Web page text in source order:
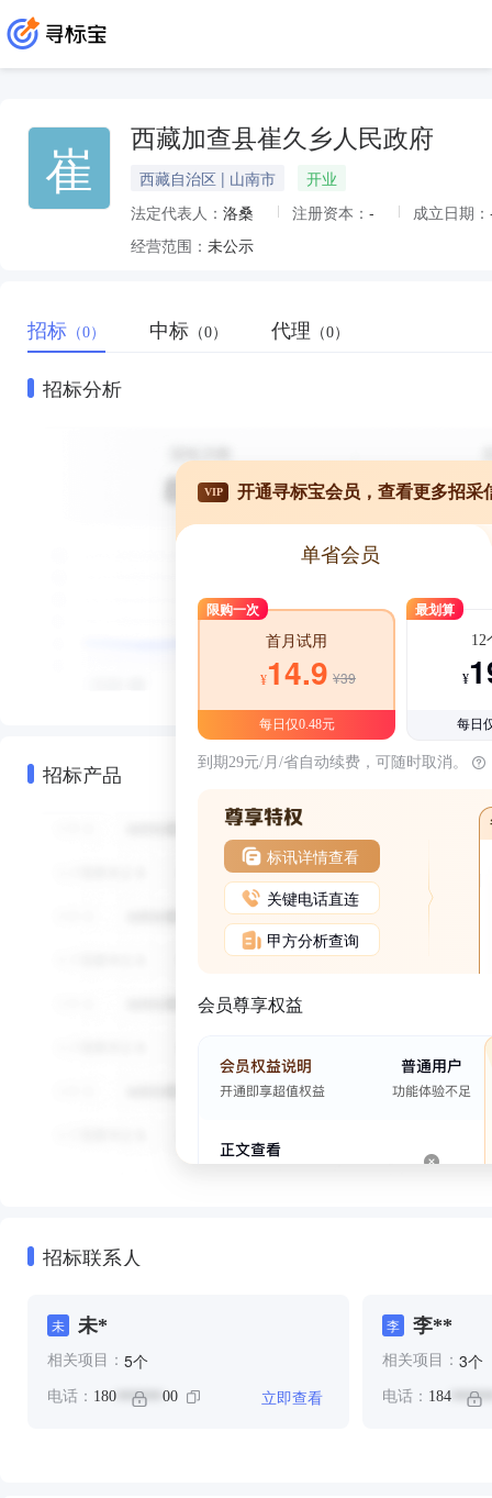
崔 西藏加查县崔久乡人民政府
西藏自治区 | 山南市
开业
法定代表人： 洛桑 注册资本： - 成立日期：
经营范围： 未公示
招标 （0） 中标 （0） 代理 （0）
招标分析
招标产品
VIP 开通寻标宝会员，查看更多招采
单省会员
限购一次
首月试用
¥14.9 ¥39
每日仅0.48元
最划算
12
¥
每日
到期29元/月/省自动续费，可随时取消。
标讯详情查看
关键电话直连
甲方分析查询
会员尊享权益
招标联系人
未 未*
相关项目： 5个
电话： 180 ****** 00 立即查看
李 李**
相关项目： 3个
电话： 184